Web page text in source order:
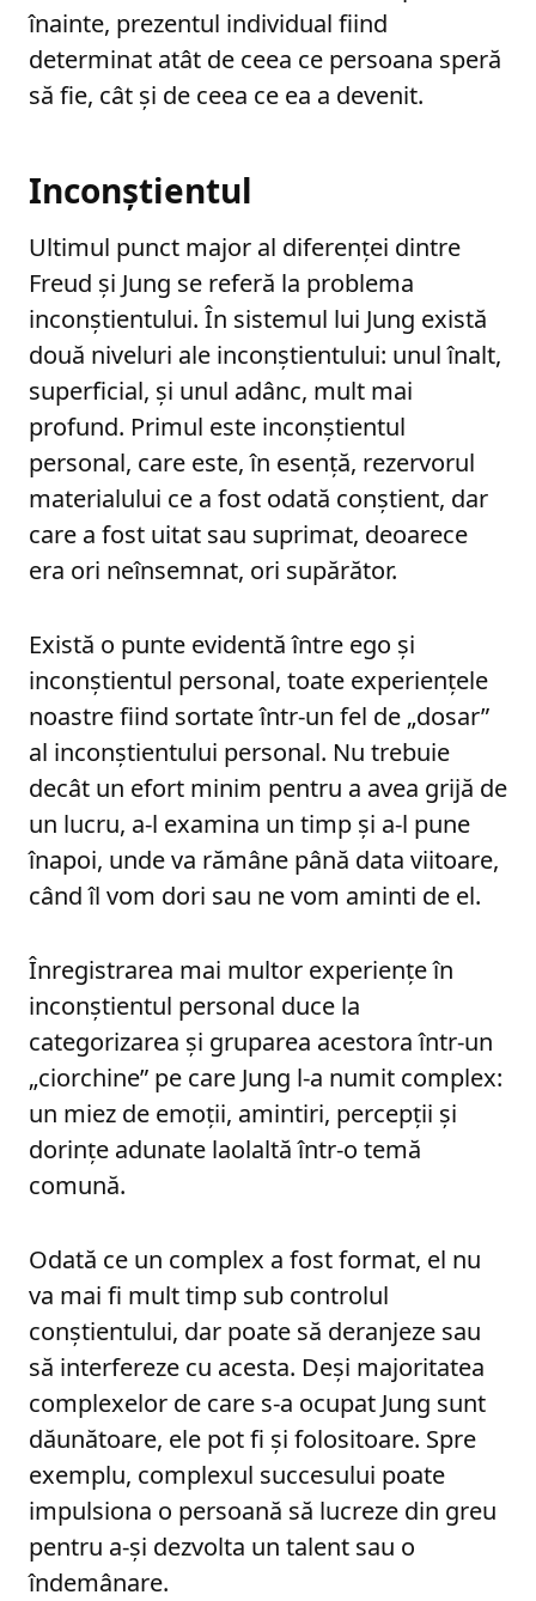
înainte, prezentul individual fiind
determinat atât de ceea ce persoana speră
să fie, cât și de ceea ce ea a devenit.
Inconștientul
Ultimul punct major al diferenței dintre
Freud și Jung se referă la problema
inconștientului. În sistemul lui Jung există
două niveluri ale inconștientului: unul înalt,
superficial, și unul adânc, mult mai
profund. Primul este inconștientul
personal, care este, în esență, rezervorul
materialului ce a fost odată conștient, dar
care a fost uitat sau suprimat, deoarece
era ori neînsemnat, ori supărător.
Există o punte evidentă între ego și
inconștientul personal, toate experiențele
noastre fiind sortate într-un fel de „dosar”
al inconștientului personal. Nu trebuie
decât un efort minim pentru a avea grijă de
un lucru, a-l examina un timp și a-l pune
înapoi, unde va rămâne până data viitoare,
când îl vom dori sau ne vom aminti de el.
Înregistrarea mai multor experiențe în
inconștientul personal duce la
categorizarea și gruparea acestora într-un
„ciorchine” pe care Jung l-a numit complex:
un miez de emoții, amintiri, percepții și
dorințe adunate laolaltă într-o temă
comună.
Odată ce un complex a fost format, el nu
va mai fi mult timp sub controlul
conștientului, dar poate să deranjeze sau
să interfereze cu acesta. Deși majoritatea
complexelor de care s-a ocupat Jung sunt
dăunătoare, ele pot fi și folositoare. Spre
exemplu, complexul succesului poate
impulsiona o persoană să lucreze din greu
pentru a-și dezvolta un talent sau o
îndemânare.